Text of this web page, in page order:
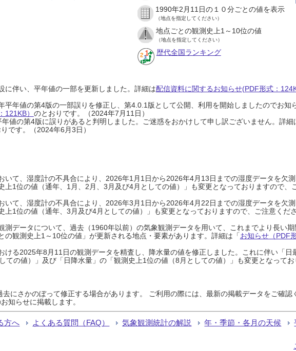
1990年2月11日の１０分ごとの値を表示
（地点を指定してください）
地点ごとの観測史上1～10位の値
（地点を指定してください）
歴代全国ランキング
に伴い、平年値の一部を更新しました。詳細は配信資料に関するお知らせ(PDF形式：
平年値の第4版の一部誤りを修正し、第4.0.1版として公開、利用を開始しましたのでお知
） のとおりです。（2024年7月11日）
値の第4版に誤りがあると判明しました。ご迷惑をおかけして申し訳ございません。詳細
です。（2024年6月3日）
いて、湿度計の不具合により、2026年1月1日から2026年4月13日までの湿度データを欠
上1位の値（通年、1月、2月、3月及び4月としての値）」も変更となっておりますので、
いて、湿度計の不具合により、2026年3月1日から2026年4月22日までの湿度データを欠
上1位の値（通年、3月及び4月としての値）」も変更となっておりますので、ご注意くだ
測データについて、過去（1960年以前）の気象観測データを用いて、これまでより長い
の観測史上1～10位の値」が更新される地点・要素があります。詳細は「お知らせ（PDF
ける2025年8月11日の観測データを精査し、降水量の値を修正しました。これに伴い「日
ての値）」及び「日降水量」の「観測史上1位の値（8月としての値）」も変更となって
にさかのぼって修正する場合があります。 ご利用の際には、最新の掲載データをご確認
知らせに掲載します。
方へ よくある質問（FAQ） 気象観測統計の解説 年・季節・各月の天候